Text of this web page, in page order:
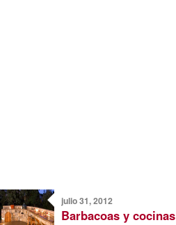
julio 31, 2012
Barbacoas y